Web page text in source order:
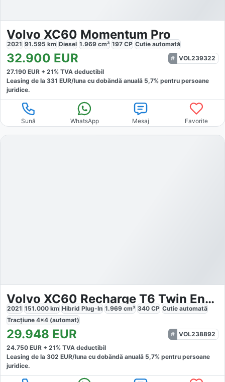
Volvo XC60 Momentum Pro
2021 91.595 km Diesel 1.969 cm³ 197 CP Cutie automată
32.900 EUR
VOL239322
27.190 EUR + 21% TVA deductibil
Leasing de la 331 EUR/luna cu dobăndă anuală 5,7% pentru persoane
juridice.
Sună WhatsApp Mesaj Favorite
Volvo XC60 Recharge T6 Twin Engine eAWD Inscription Expression
2021 151.000 km Hibrid Plug-In 1.969 cm³ 340 CP Cutie automată
Tracțiune 4x4 (automat)
29.948 EUR
VOL238892
24.750 EUR + 21% TVA deductibil
Leasing de la 302 EUR/luna cu dobăndă anuală 5,7% pentru persoane
juridice.